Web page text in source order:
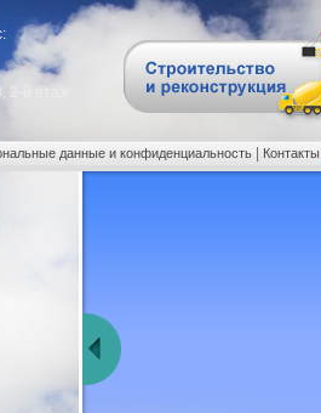
2-й етаж
данные и конфиденциальность Контакты